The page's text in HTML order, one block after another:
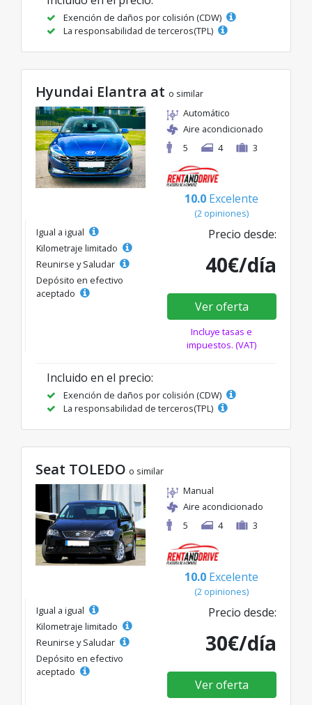
Exención de daños por colisión (CDW)
La responsabilidad de terceros(TPL)
Hyundai Elantra at o similar
Automático
Aire acondicionado
5
4 3
10.0 Excelente
(2 opiniones)
Igual a igual
Kilometraje limitado
Reunirse y Saludar
Depósito en efectivo
aceptado
Precio desde:
40€/día
Ver oferta
Incluye tasas e
impuestos. (VAT)
Incluido en el precio:
Exención de daños por colisión (CDW)
La responsabilidad de terceros(TPL)
Seat TOLEDO o similar
Manual
Aire acondicionado
5
4 3
10.0 Excelente
(2 opiniones)
Igual a igual
Kilometraje limitado
Reunirse y Saludar
Depósito en efectivo
aceptado
Precio desde:
30€/día
Ver oferta